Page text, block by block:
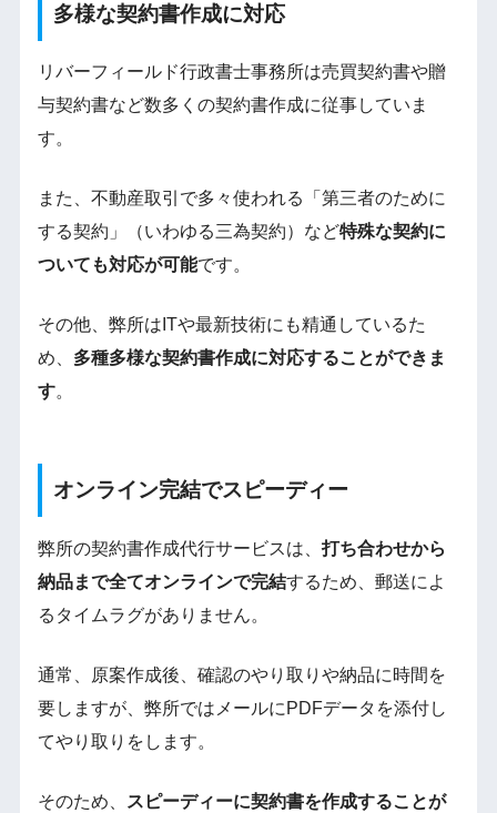
多様な契約書作成に対応
リバーフィールド行政書士事務所は売買契約書や贈
与契約書など数多くの契約書作成に従事していま
す。
また、不動産取引で多々使われる「第三者のために
する契約」（いわゆる三為契約）など特殊な契約に
ついても対応が可能です。
その他、弊所はITや最新技術にも精通しているた
め、 多種多様な契約書作成に対応することができま
す。
オンライン完結でスピーディー
弊所の契約書作成代行サービスは、 打ち合わせから
納品まで全てオンラインで完結するため、郵送によ
るタイムラグがありません。
通常、原案作成後、確認のやり取りや納品に時間を
要しますが、弊所ではメールにPDFデータを添付し
てやり取りをします。
そのため、
スピーディーに契約書を作成することが